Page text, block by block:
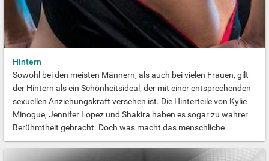
Hintern
Sowohl bei den meisten Männern, als auch bei vielen Frauen, gilt
der Hintern als ein Schönheitsideal, der mit einer entsprechenden
sexuellen Anziehungskraft versehen ist. Die Hinterteile von Kylie
Minogue, Jennifer Lopez und Shakira haben es sogar zu wahrer
Berühmtheit gebracht. Doch was macht das menschliche
Hinterteil so attraktiv? Nach Meinung vieler Ethnologen
signalisierte ein stattliches Hinterteil bei einer Frau Gesundheit,